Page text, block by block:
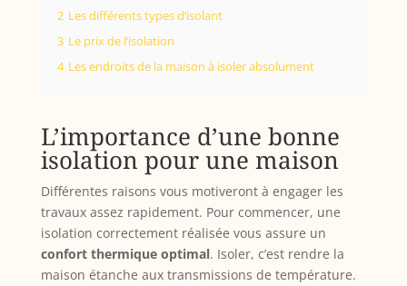
2 Les différents types d’isolant
3 Le prix de l’isolation
4 Les endroits de la maison à isoler absolument
L’importance d’une bonne
isolation pour une maison
Différentes raisons vous motiveront à engager les
travaux assez rapidement. Pour commencer, une
isolation correctement réalisée vous assure un
confort thermique optimal. Isoler, c’est rendre la
maison étanche aux transmissions de température.